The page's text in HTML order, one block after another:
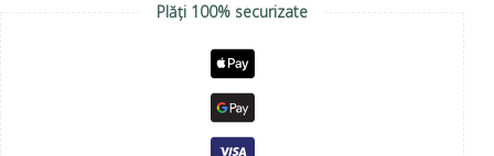
Plăți 100% securizate